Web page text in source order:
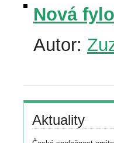
Nová
Autor:
Aktuality